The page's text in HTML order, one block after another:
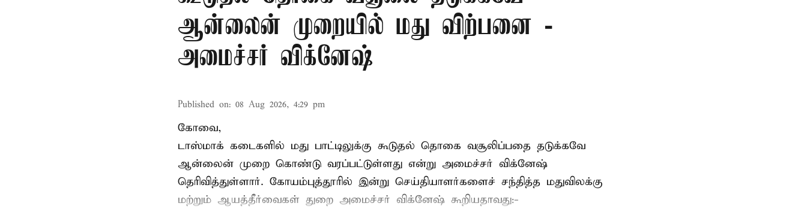
ஆன்லைன் முறையில் மது விற்பனை -
அமைச்சர் விக்னேஷ்
Published on: 08 Aug 2026, 4:29 pm
கோவை,
டாஸ்மாக் கடைகளில் மது பாட்டிலுக்கு கூடுதல் தொகை வசூலிப்பதை தடுக்கவே
ஆன்லைன் முறை கொண்டு வரப்பட்டுள்ளது என்று அமைச்சர் விக்னேஷ்
தெரிவித்துள்ளார். கோயம்புத்தூரில் இன்று செய்தியாளர்களைச் சந்தித்த மதுவிலக்கு
மற்றும் ஆயத்தீர்வைகள் துறை அமைச்சர் விக்னேஷ் கூறியதாவது:-